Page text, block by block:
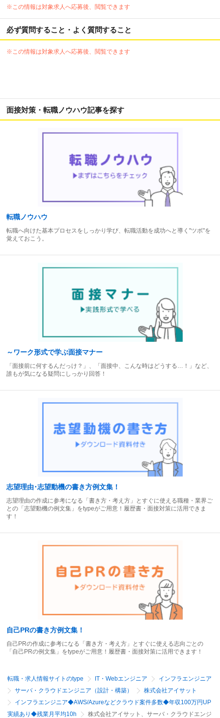
※この情報は対象求人へ応募後、閲覧できます
必ず質問すること・よく質問すること
※この情報は対象求人へ応募後、閲覧できます
面接対策・転職ノウハウ記事を探す
転職ノウハウ
転職へ向けた基本プロセスをしっかり学び、転職活動を成功へと導く"ツボ"を
覚えておこう。
～ワーク形式で学ぶ面接マナー
「面接前に何するんだっけ？」、「面接中、こんな時はどうする…！」など、
誰もが気になる疑問にしっかり回答！
志望理由･志望動機の書き方例文集！
志望理由の作成に参考になる「書き方・考え方」とすぐに使える職種・業界ご
との「志望動機の例文集」をtypeがご用意！履歴書・面接対策に活用できま
す！
自己PRの書き方例文集！
自己PRの作成に参考になる「書き方・考え方」とすぐに使える志向ごとの
「自己PRの例文集」をtypeがご用意！履歴書・面接対策に活用できます！
転職・求人情報サイトのtype IT・Webエンジニア
インフラエンジニア
サーバ・クラウドエンジニア（設計・構築）
株式会社アイサット
インフラエンジニア◆AWS/Azureなどクラウド案件多数◆年収100万円UP
実績あり◆残業月平均10h
株式会社アイサット、サーバ・クラウドエンジ